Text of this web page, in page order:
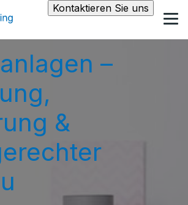
Kontaktieren Sie uns
–
&